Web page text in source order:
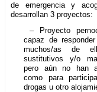
de emergencia y
desarrollan 3 proyectos:
– Proyecto
capaz de
muchos/as de
sustitutivos y/o
pero aún no han
como para
drogas u otro